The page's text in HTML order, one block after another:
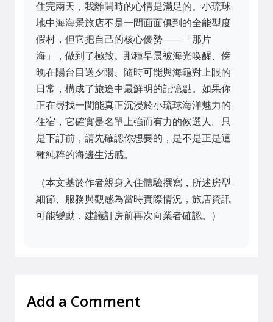
住完兩天，我離開時的心情是滿足的。小琉球
地中海海景旅店不是一間面面俱到的全能型度
假村，但它把自己的核心優勢——「那片
海」，做到了極致。那種早晨被海光喚醒、傍
晚在陽台目送夕陽、隨時可能與海龜對上眼的
日常，構成了旅途中最鮮明的記憶點。如果你
正在尋找一間能真正沉浸於小琉球海洋魅力的
住宿，它確實是名單上強而有力的候選人。只
是下訂前，請先確認你想要的，是不是正是這
種純粹的海邊生活感。
（本文基於作者親身入住體驗撰寫，所述房型
細節、服務與觀感為當時實際情況，旅店資訊
可能變動，建議訂房前再次向業者確認。）
Add a Comment